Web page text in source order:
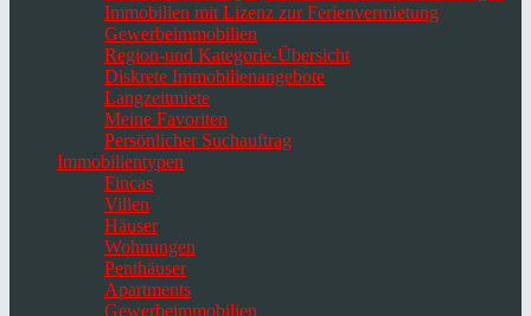
Immobilien mit Lizenz zur Ferienvermietung
Gewerbeimmobilien
Region-und Kategorie-Übersicht
Diskrete Immobilienangebote
Langzeitmiete
Meine Favoriten
Persönlicher Suchauftrag
Immobilientypen
Fincas
Villen
Häuser
Wohnungen
Penthäuser
Apartments
Gewerbeimmobilien